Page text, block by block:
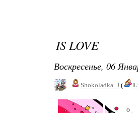
IS LOVE
Воскресенье, 06
Shokoladka_J (